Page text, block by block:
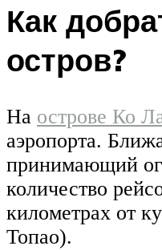
Как
остров?
На острове Ко
аэропорта.
принимающий
количество
километрах от
Топао).